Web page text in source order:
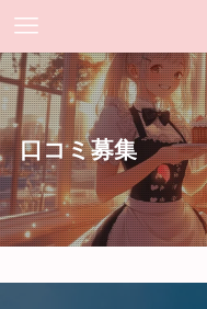
口コミ募集